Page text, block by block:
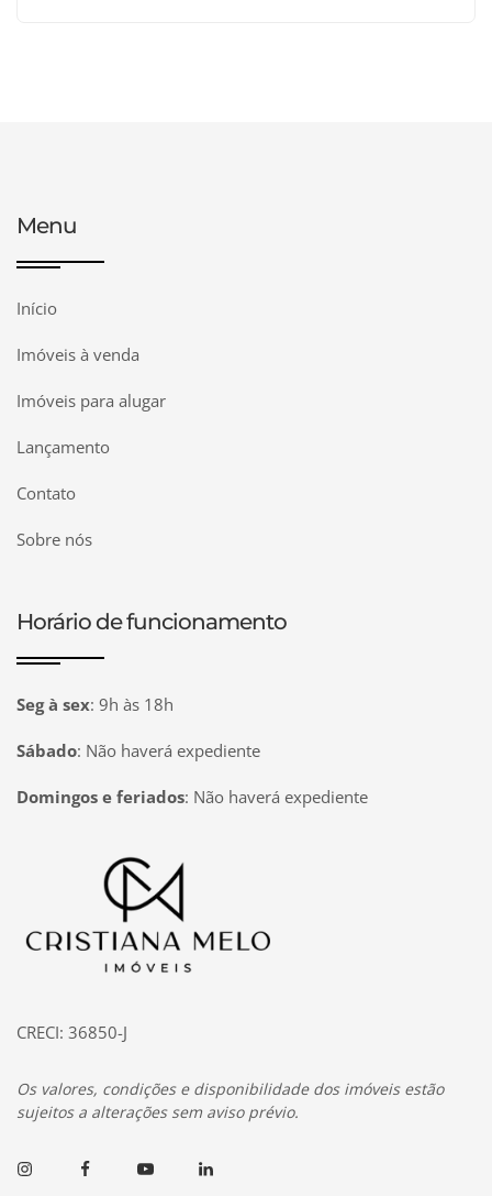
Menu
Início
Imóveis à venda
Imóveis para alugar
Lançamento
Contato
Sobre nós
Horário de funcionamento
Seg à sex: 9h às 18h
Sábado: Não haverá expediente
Domingos e feriados: Não haverá expediente
Página inicial
CRECI: 36850-J
Os valores, condições e disponibilidade dos imóveis estão
sujeitos a alterações sem aviso prévio.
InstagramFacebookYoutubeLinkedin